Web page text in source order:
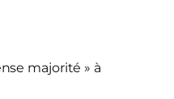
majorité » à